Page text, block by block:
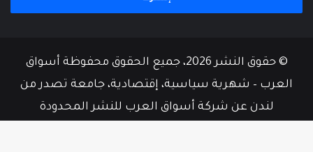
© حقوق النشر 2026، جميع الحقوق محفوظة أسواق
العرب – شهرية سياسية، إقتصادية، جامعة تصدر من
لندن عن شركة أسواق العرب للنشر المحدودة